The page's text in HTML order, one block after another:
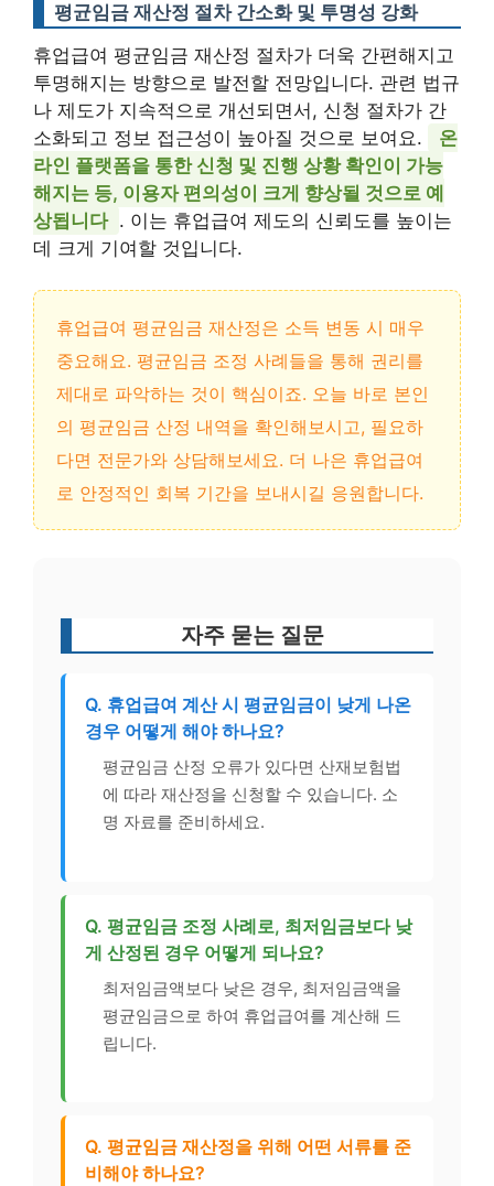
평균임금 재산정 절차 간소화 및 투명성 강화
휴업급여 평균임금 재산정 절차가 더욱 간편해지고
투명해지는 방향으로 발전할 전망입니다. 관련 법규
나 제도가 지속적으로 개선되면서, 신청 절차가 간
소화되고 정보 접근성이 높아질 것으로 보여요.
온
라인 플랫폼을 통한 신청 및 진행 상황 확인이 가능
해지는 등, 이용자 편의성이 크게 향상될 것으로 예
상됩니다 . 이는 휴업급여 제도의 신뢰도를 높이는
데 크게 기여할 것입니다.
휴업급여 평균임금 재산정은 소득 변동 시 매우
중요해요. 평균임금 조정 사례들을 통해 권리를
제대로 파악하는 것이 핵심이죠. 오늘 바로 본인
의 평균임금 산정 내역을 확인해보시고, 필요하
다면 전문가와 상담해보세요. 더 나은 휴업급여
로 안정적인 회복 기간을 보내시길 응원합니다.
자주 묻는 질문
Q. 휴업급여 계산 시 평균임금이 낮게 나온
경우 어떻게 해야 하나요?
평균임금 산정 오류가 있다면 산재보험법
에 따라 재산정을 신청할 수 있습니다. 소
명 자료를 준비하세요.
Q. 평균임금 조정 사례로, 최저임금보다 낮
게 산정된 경우 어떻게 되나요?
최저임금액보다 낮은 경우, 최저임금액을
평균임금으로 하여 휴업급여를 계산해 드
립니다.
Q. 평균임금 재산정을 위해 어떤 서류를 준
비해야 하나요?